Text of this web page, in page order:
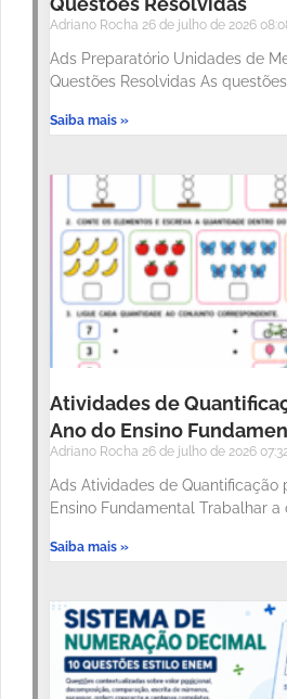
Adriano Rocha 26 de julho de 2026
Ads Preparatório Unidades de
Questões Resolvidas As
Saiba mais »
Atividades de
Ano do Ensino
Adriano Rocha 26 de julho de 2026
Ads Atividades de Quantificação
Ensino Fundamental Trabalhar
Saiba mais »